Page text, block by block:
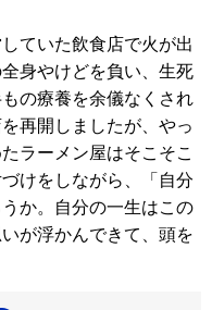
ていた飲食店で火が出
身やけどを負い、生死
の療養を余儀なくされ
再開しましたが、やっ
ラーメン屋はそこそこ
けをしながら、「自分
か。自分の一生はこの
が浮かんできて、頭を